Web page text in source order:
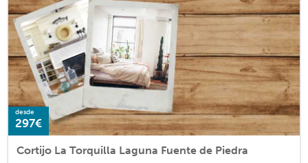
desde
297€
Cortijo La Torquilla Laguna Fuente de Piedra